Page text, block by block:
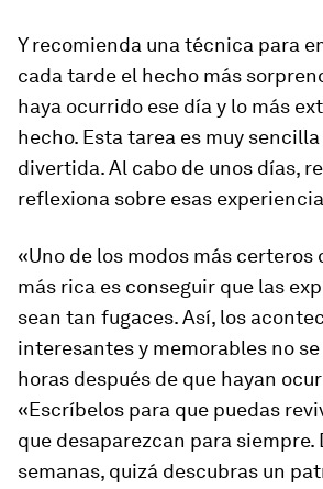
Y recomienda una técnica para
cada tarde el hecho más
haya ocurrido ese día y lo más
hecho. Esta tarea es muy sencilla
divertida. Al cabo de unos días,
reflexiona sobre esas
«Uno de los modos más certeros
más rica es conseguir que las
sean tan fugaces. Así, los
interesantes y memorables no
horas después de que hayan
«Escríbelos para que puedas
que desaparezcan para siempre.
semanas, quizá descubras un